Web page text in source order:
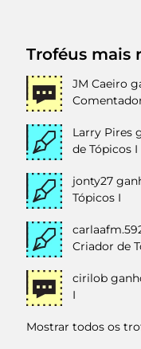
Troféus mais
JM Caeiro
Larry Pires
de Tópicos I
jonty27
Tópicos I
Criador de
cirilob
I
Mostrar todos os